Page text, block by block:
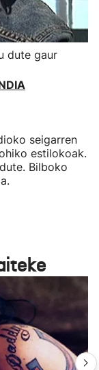
dute gaur
seigarren
estilokoak.
Bilboko